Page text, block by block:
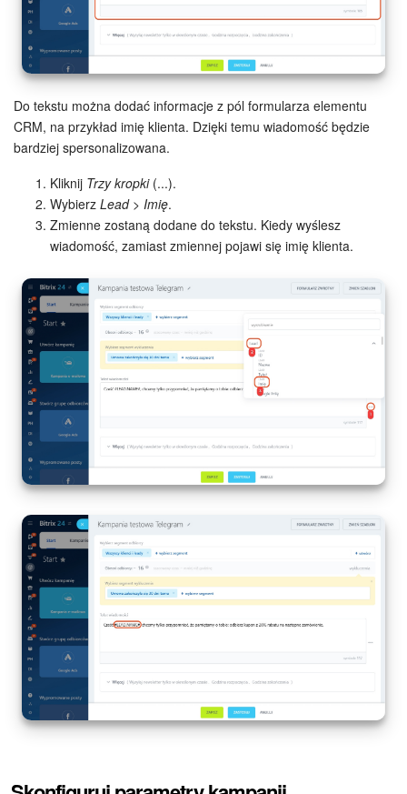
Do tekstu można dodać informacje z pól formularza elementu
CRM, na przykład imię klienta. Dzięki temu wiadomość będzie
bardziej spersonalizowana.
Kliknij Trzy kropki(...).
Wybierz Lead> Imię.
Zmienne zostaną dodane do tekstu. Kiedy wyślesz
wiadomość, zamiast zmiennej pojawi się imię klienta.